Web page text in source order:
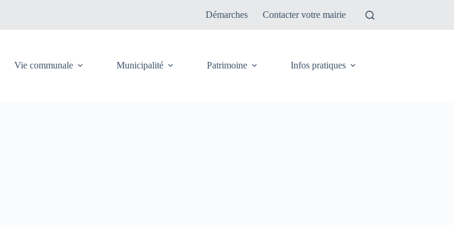
Démarches Contacter votre mairie
Vie communale Municipalité Patrimoine Infos pratiques